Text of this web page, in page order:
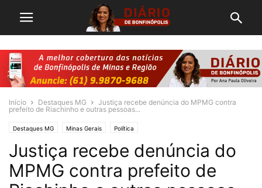
Início Destaques MG
Justiça recebe denúncia do MPMG contra
prefeito de Riachinho e outras pessoas...
Destaques MG Minas Gerais Política
Justiça recebe denúncia do
MPMG contra prefeito de